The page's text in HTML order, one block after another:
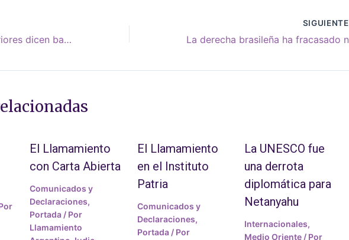
Cuando las razas inferiores dicen basta, es violencia
SIGUIENTE
El Llamamiento
con Carta Abierta
Comunicados y
Declaraciones,
Portada / Por
Llamamiento
El Llamamiento
en el Instituto
Patria
Comunicados y
Declaraciones,
Portada/ Por
La UNESCO fue
una derrota
diplomática para
Netanyahu
Internacionales,
Medio Oriente/ Por